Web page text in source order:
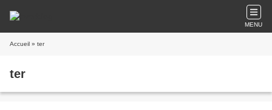
MENU
Accueil » ter
ter